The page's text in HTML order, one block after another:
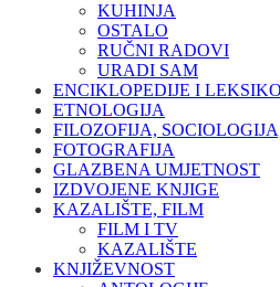
KUHINJA
OSTALO
RUČNI RADOVI
URADI SAM
ENCIKLOPEDIJE I
ETNOLOGIJA
FILOZOFIJA,
FOTOGRAFIJA
GLAZBENA UMJETNOST
IZDVOJENE KNJIGE
KAZALIŠTE, FILM
FILM I TV
KAZALIŠTE
KNJIŽEVNOST